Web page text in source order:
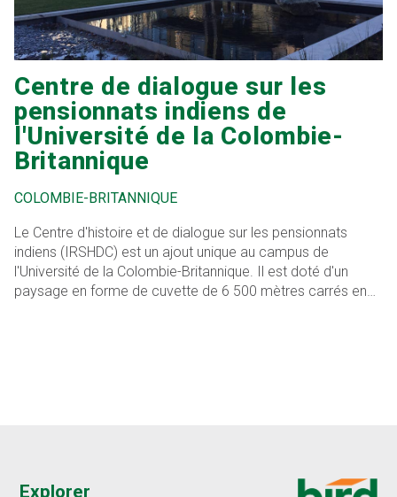
Centre de dialogue sur les
pensionnats indiens de
l'Université de la Colombie-
Britannique
COLOMBIE-BRITANNIQUE
Le Centre d'histoire et de dialogue sur les pensionnats
indiens (IRSHDC) est un ajout unique au campus de
l'Université de la Colombie-Britannique. Il est doté d'un
paysage en forme de cuvette de 6 500 mètres carrés en
Explorer